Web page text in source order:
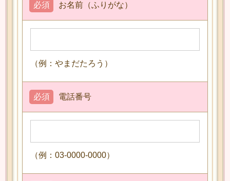
お名前（ふりがな）
必須
（例：やまだたろう）
電話番号
必須
（例：03-0000-0000）